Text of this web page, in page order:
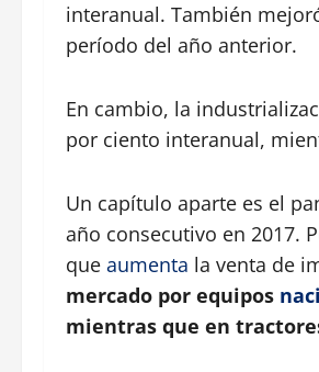
interanual. También
período del año anterior.
En cambio, la
por ciento interanual,
Un capítulo aparte es el
año consecutivo en 2017.
que aumenta la venta de
mercado por equipos
mientras que en